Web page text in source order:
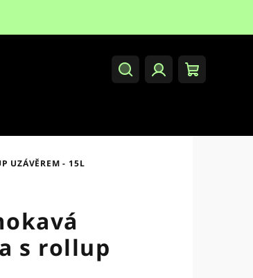
HledatPřihlášeníNákupní
UZÁVĚREM - 15L
s rollup